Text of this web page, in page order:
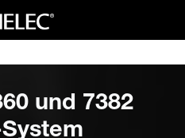
und 7382